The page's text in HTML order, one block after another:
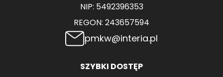
NIP: 5492396353
REGON: 243657594
pmkw@interia.pl
SZYBKI DOSTĘP